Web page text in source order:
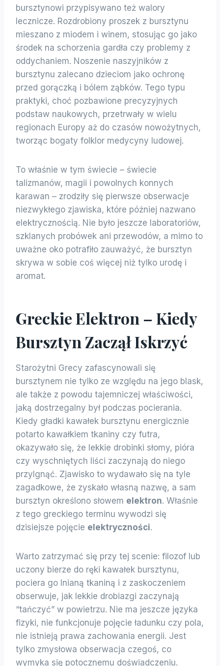
bursztynowi przypisywano też walory
lecznicze. Rozdrobiony proszek z bursztynu
mieszano z miodem i winem, stosując go jako
środek na schorzenia gardła czy problemy z
oddychaniem. Noszenie naszyjników z
bursztynu zalecano dzieciom jako ochronę
przed gorączką i bólem ząbków. Tego typu
praktyki, choć pozbawione precyzyjnych
podstaw naukowych, przetrwały w wielu
regionach Europy aż do czasów nowożytnych,
tworząc bogaty folklor medycyny ludowej.
To właśnie w tym świecie – świecie
talizmanów, magii i powolnych konnych
karawan – zrodziły się pierwsze obserwacje
niezwykłego zjawiska, które później nazwano
elektrycznością. Nie było jeszcze laboratoriów,
szklanych probówek ani przewodów, a mimo to
uważne oko potrafiło zauważyć, że bursztyn
skrywa w sobie coś więcej niż tylko urodę i
aromat.
Greckie Elektron – Kiedy
Bursztyn Zaczął Iskrzyć
Starożytni Grecy zafascynowali się
bursztynem nie tylko ze względu na jego blask,
ale także z powodu tajemniczej właściwości,
jaką dostrzegalny był podczas pocierania.
Kiedy gładki kawałek bursztynu energicznie
potarto kawałkiem tkaniny czy futra,
okazywało się, że lekkie drobinki słomy, pióra
czy wyschniętych liści zaczynają do niego
przylgnąć. Zjawisko to wydawało się na tyle
zagadkowe, że zyskało własną nazwę, a sam
bursztyn określono słowem elektron. Właśnie
z tego greckiego terminu wywodzi się
dzisiejsze pojęcie elektryczności.
Warto zatrzymać się przy tej scenie: filozof lub
uczony bierze do ręki kawałek bursztynu,
pociera go lnianą tkaniną i z zaskoczeniem
obserwuje, jak lekkie drobiazgi zaczynają
“tańczyć” w powietrzu. Nie ma jeszcze języka
fizyki, nie funkcjonuje pojęcie ładunku czy pola,
nie istnieją prawa zachowania energii. Jest
tylko zmysłowa obserwacja czegoś, co
wymyka się potocznemu doświadczeniu.